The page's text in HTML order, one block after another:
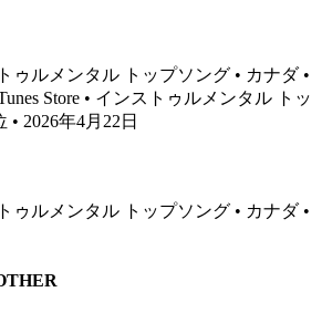
ゥルメンタル トップソング • カナダ •
Store • インストゥルメンタル トッ
• 2026年4月22日
ゥルメンタル トップソング • カナダ •